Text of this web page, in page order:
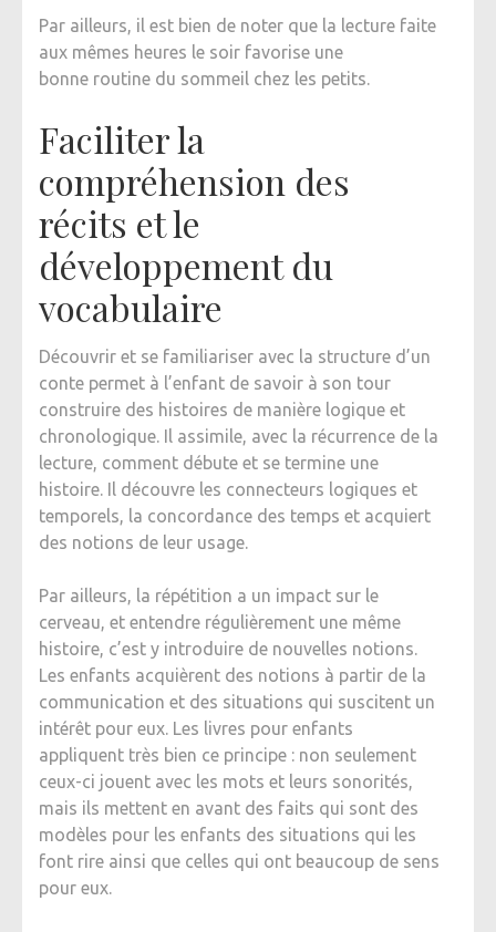
Par ailleurs, il est bien de noter que la lecture faite
aux mêmes heures le soir favorise une
bonne routine du sommeil chez les petits.
Faciliter la
compréhension des
récits et le
développement du
vocabulaire
Découvrir et se familiariser avec la structure d’un
conte permet à l’enfant de savoir à son tour
construire des histoires de manière logique et
chronologique. Il assimile, avec la récurrence de la
lecture, comment débute et se termine une
histoire. Il découvre les connecteurs logiques et
temporels, la concordance des temps et acquiert
des notions de leur usage.
Par ailleurs, la répétition a un impact sur le
cerveau, et entendre régulièrement une même
histoire, c’est y introduire de nouvelles notions.
Les enfants acquièrent des notions à partir de la
communication et des situations qui suscitent un
intérêt pour eux. Les livres pour enfants
appliquent très bien ce principe : non seulement
ceux-ci jouent avec les mots et leurs sonorités,
mais ils mettent en avant des faits qui sont des
modèles pour les enfants des situations qui les
font rire ainsi que celles qui ont beaucoup de sens
pour eux.